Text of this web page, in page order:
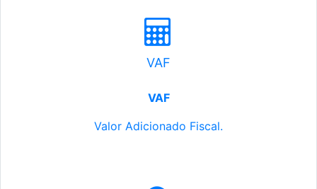
VAF
VAF
Valor Adicionado Fiscal.